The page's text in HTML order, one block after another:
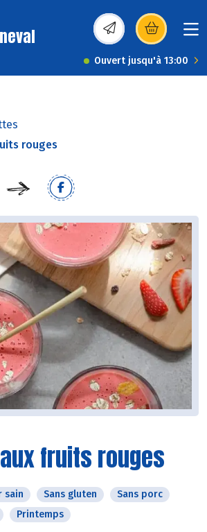
(s’ouvre dans une
Ouvert jusqu'à 13:00
rouges
fruits rouges
sain Sans gluten
Sans porc
Printemps